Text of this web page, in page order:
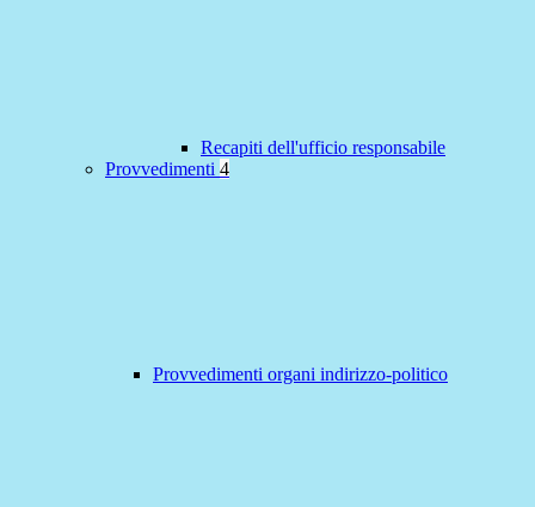
Recapiti dell'ufficio responsabile
Provvedimenti 4
Provvedimenti organi indirizzo-politico